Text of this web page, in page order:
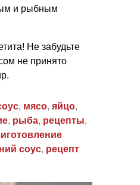
и рыбным
Не забудьте
не принято
, мясо, яйцо,
, рыба, рецепты,
соус, рецепт